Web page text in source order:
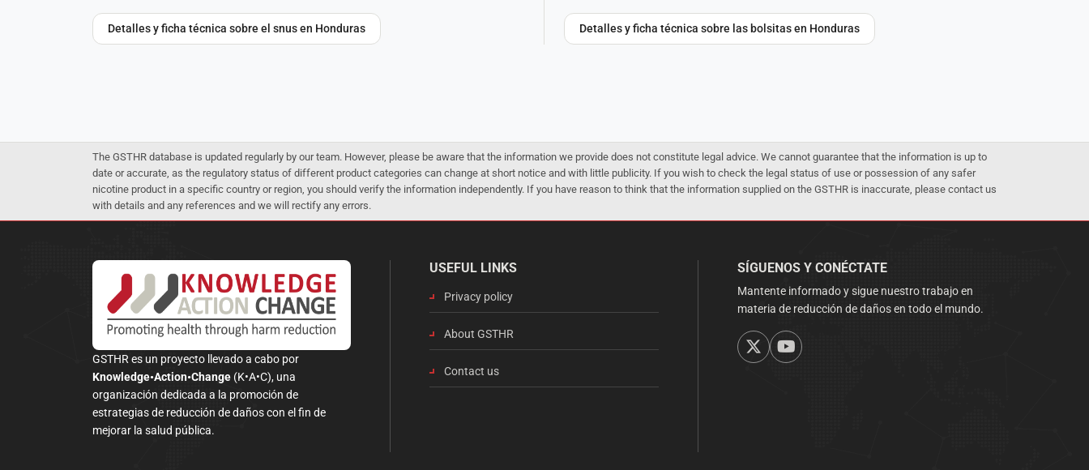
Detalles y ficha técnica sobre el snus en Honduras Detalles y ficha técnica sobre las bolsitas en Honduras
The GSTHR database is updated regularly by our team. However, please be aware that the information we provide does not constitute legal advice. We cannot guarantee that the information is up to
date or accurate, as the regulatory status of different product categories can change at short notice and with little publicity. If you wish to check the legal status of use or possession of any safer
nicotine product in a specific country or region, you should verify the information independently. If you have reason to think that the information supplied on the GSTHR is inaccurate, please contact us
with details and any references and we will rectify any errors.
GSTHR es un proyecto llevado a cabo por
Knowledge•Action•Change (K•A•C), una
organización dedicada a la promoción de
estrategias de reducción de daños con el fin de
mejorar la salud pública.
USEFUL LINKS
Privacy policy
About GSTHR
Contact us
SÍGUENOS Y CONÉCTATE
Mantente informado y sigue nuestro trabajo en
materia de reducción de daños en todo el mundo.